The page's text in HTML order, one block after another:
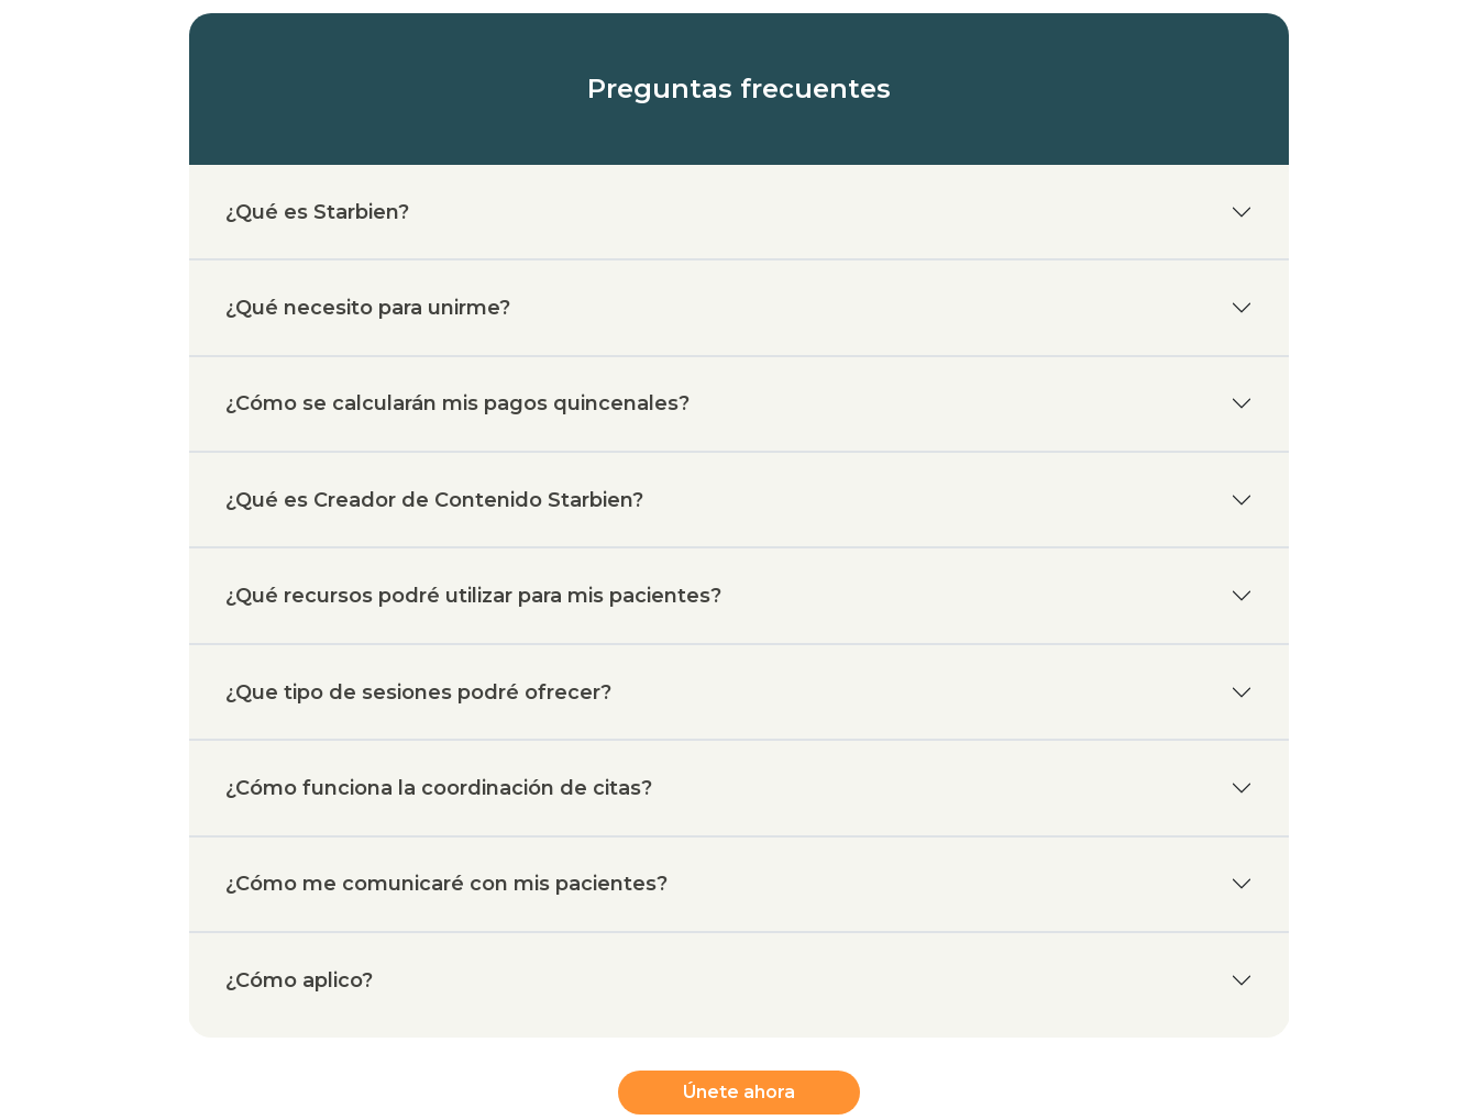
Preguntas frecuentes
¿Qué es Starbien?
¿Qué necesito para unirme?
¿Cómo se calcularán mis pagos quincenales?
¿Qué es Creador de Contenido Starbien?
¿Qué recursos podré utilizar para mis pacientes?
¿Que tipo de sesiones podré ofrecer?
¿Cómo funciona la coordinación de citas?
¿Cómo me comunicaré con mis pacientes?
¿Cómo aplico?
Únete ahora